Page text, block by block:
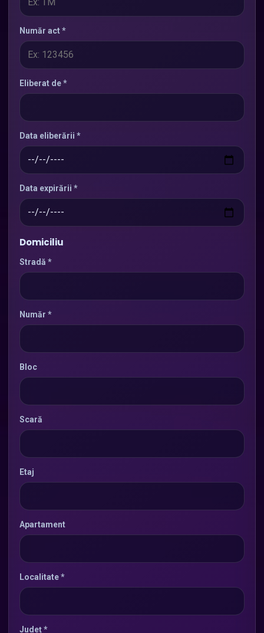
Număr act *
Eliberat de *
Data eliberării *
Data expirării *
Domiciliu
Stradă *
Număr *
Bloc
Scară
Etaj
Apartament
Localitate *
Județ *